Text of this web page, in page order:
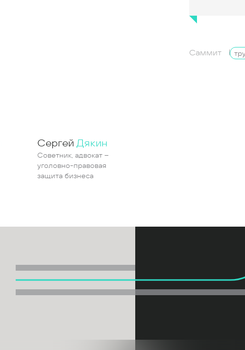
Саммит
Сергей Дякин
Советник, адвокат –
уголовно-правовая
защита бизнеса